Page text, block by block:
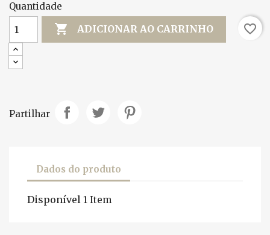
Quantidade
 ADICIONAR AO CARRINHO favorite_border
Partilhar
Dados do produto
Disponível 1 Item